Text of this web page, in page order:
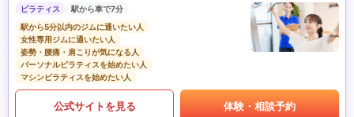
ピラティス
駅から車で7分
駅から5分以内のジムに通いたい人
女性専用ジムに通いたい人
姿勢・腰痛・肩こりが気になる人
パーソナルピラティスを始めたい人
マシンピラティスを始めたい人
公式サイトを見る 体験・相談予約